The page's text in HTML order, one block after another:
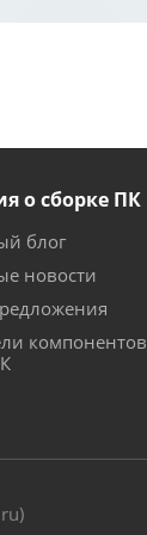
о сборке ПК
блог
новости
компонентов